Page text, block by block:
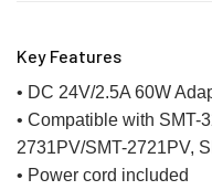
Key Features
• DC 24V/2.5A 60W
• Compatible with SMT-
2731PV/SMT-2721PV,
• Power cord included